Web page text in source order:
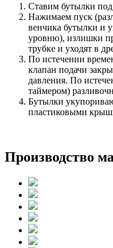
Ставим бутылки
Нажимаем пуск
венчика бутылки и
уровню), излишки
трубке и уходят в
По истечении
клапан подачи
давления. По
таймером)
Бутылки
пластиковыми
Производство